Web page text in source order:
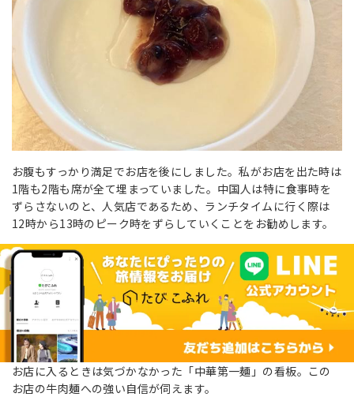
お腹もすっかり満足でお店を後にしました。私がお店を出た時は
1階も2階も席が全て埋まっていました。中国人は特に食事時を
ずらさないのと、人気店であるため、ランチタイムに行く際は
12時から13時のピーク時をずらしていくことをお勧めします。
お店に入るときは気づかなかった「中華第一麺」の看板。この
お店の牛肉麺への強い自信が伺えます。